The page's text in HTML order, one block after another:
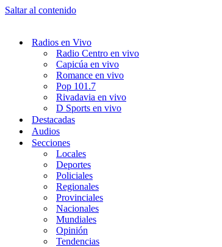
Saltar al contenido
Radios en Vivo
Radio Centro en vivo
Capicúa en vivo
Romance en vivo
Pop 101.7
Rivadavia en vivo
D Sports en vivo
Destacadas
Audios
Secciones
Locales
Deportes
Policiales
Regionales
Provinciales
Nacionales
Mundiales
Opinión
Tendencias